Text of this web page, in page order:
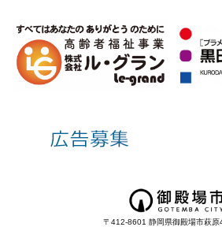
〒412-8601 静岡県御殿場市萩原